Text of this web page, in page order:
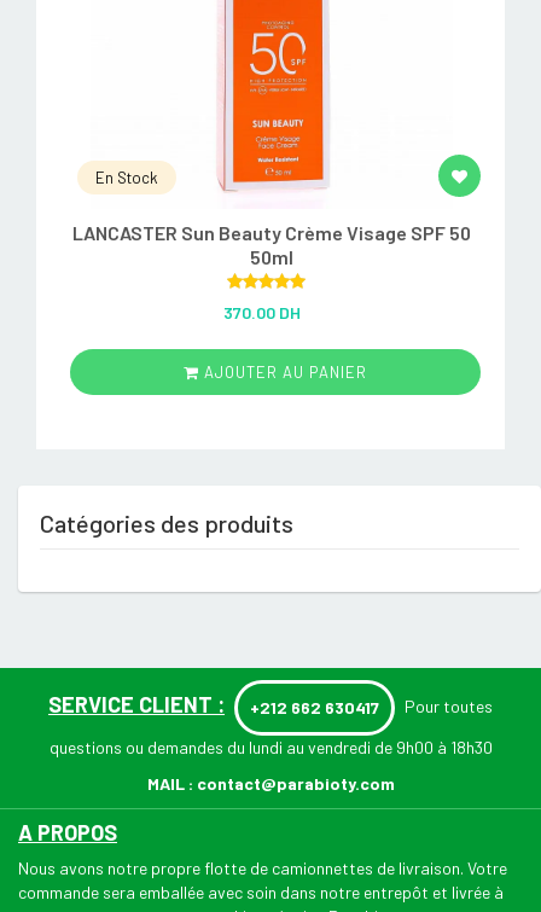
En Stock
LANCASTER Sun Beauty Crème Visage SPF 50
50ml
out of 5
370.00 DH
AJOUTER AU PANIER
Catégories des produits
SERVICE CLIENT : +212 662 630417 Pour toutes
questions ou demandes du lundi au vendredi de 9h00 à 18h30
MAIL : contact@parabioty.com
A PROPOS
Nous avons notre propre flotte de camionnettes de livraison. Votre
commande sera emballée avec soin dans notre entrepôt et livrée à